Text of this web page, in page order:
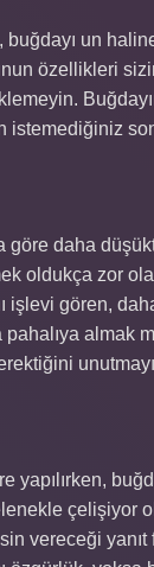
buğdayı un
özellikleri
istemediğiniz
daha
oldukça zor
gören,
almak
yapılırken,
çelişiyor
vereceği yanıt